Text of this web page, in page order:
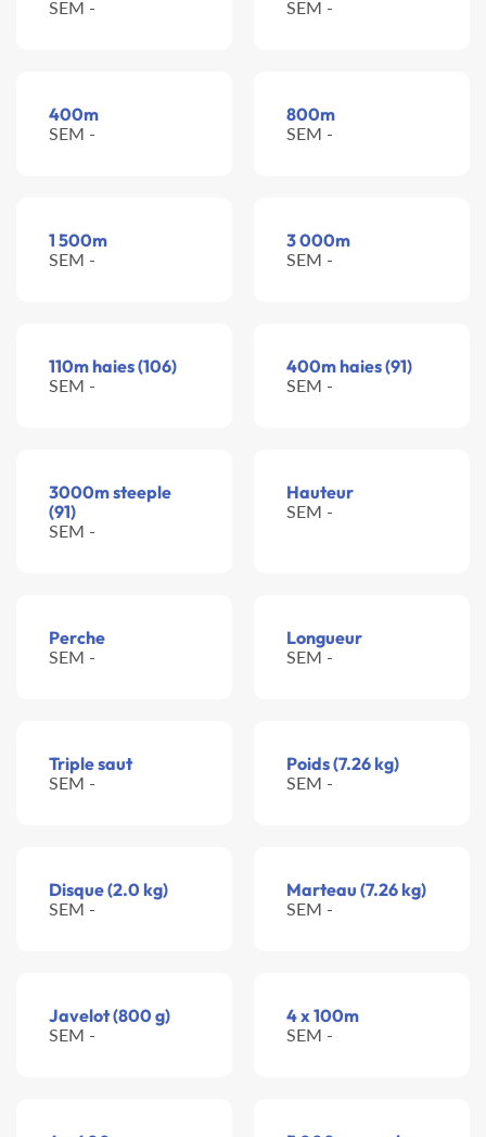
SEM - SEM -
400m
SEM -
800m
SEM -
1 500m
SEM -
3 000m
SEM -
110m haies (106)
SEM -
400m haies (91)
SEM -
3000m steeple
(91)
SEM -
Hauteur
SEM -
Perche
SEM -
Longueur
SEM -
Triple saut
SEM -
Poids (7.26 kg)
SEM -
Disque (2.0 kg)
SEM -
Marteau (7.26 kg)
SEM -
Javelot (800 g)
SEM -
4 x 100m
SEM -